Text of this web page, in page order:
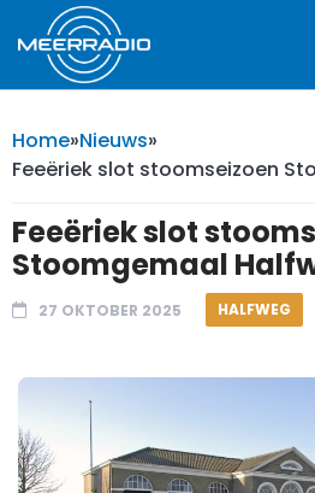
Home»Nieuws»
Feeëriek slot stoomseizoen
Feeëriek slot
Stoomgemaal
27 OKTOBER 2025 HALFWEG